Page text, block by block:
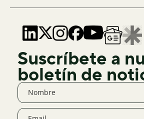
Suscríbete a
boletín de